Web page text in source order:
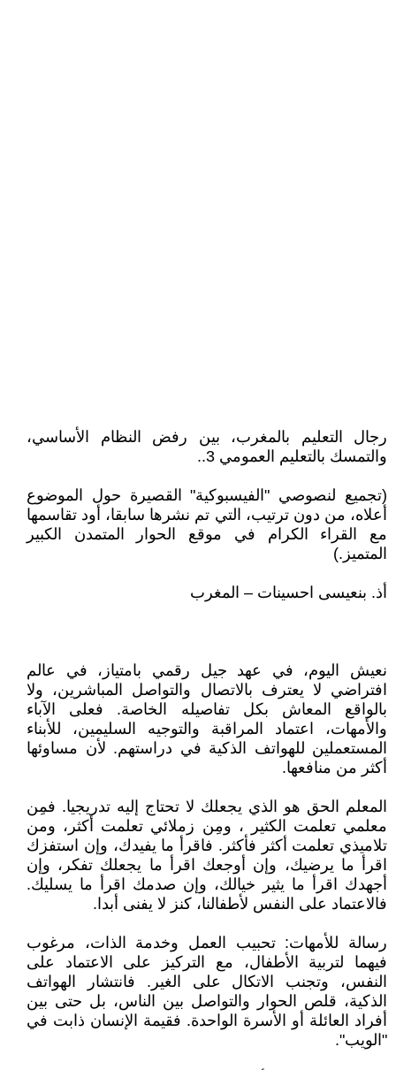
رجال التعليم بالمغرب، بين رفض النظام الأساسي،
والتمسك بالتعليم العمومي 3..
(تجميع لنصوصي "الفيسبوكية" القصيرة حول الموضوع
أعلاه، من دون ترتيب، التي تم نشرها سابقا، أود تقاسمها
مع القراء الكرام في موقع الحوار المتمدن الكبير
المتميز.)
أذ. بنعيسى احسينات – المغرب
نعيش اليوم، في عهد جيل رقمي بامتياز، في عالم
افتراضي لا يعترف بالاتصال والتواصل المباشرين، ولا
بالواقع المعاش بكل تفاصيله الخاصة. فعلى الآباء
والأمهات، اعتماد المراقبة والتوجيه السليمين، للأبناء
المستعملين للهواتف الذكية في دراستهم. لأن مساوئها
أكثر من منافعها.
المعلم الحق هو الذي يجعلك لا تحتاج إليه تدريجيا. فمِن
معلمي تعلمت الكثير ، ومِن زملائي تعلمت أكثر، ومن
تلاميذي تعلمت أكثر فأكثر. فاقرأ ما يفيدك، وإن استفزك
اقرأ ما يرضيك، وإن أوجعك اقرأ ما يجعلك تفكر، وإن
أجهدك اقرأ ما يثير خيالك، وإن صدمك اقرأ ما يسليك.
فالاعتماد على النفس لأطفالنا، كنز لا يفنى أبدا.
رسالة للأمهات: تحبيب العمل وخدمة الذات، مرغوب
فيهما لتربية الأطفال، مع التركيز على الاعتماد على
النفس، وتجنب الاتكال على الغير. فانتشار الهواتف
الذكية، قلص الحوار والتواصل بين الناس، بل حتى بين
أفراد العائلة أو الأسرة الواحدة. فقيمة الإنسان ذابت في
"الويب".